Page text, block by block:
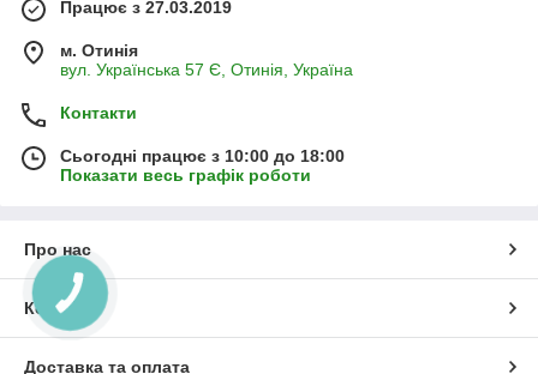
Працює з 27.03.2019
м. Отинія
вул. Українська 57 Є, Отинія, Україна
Контакти
Сьогодні працює з 10:00 до 18:00
Показати весь графік роботи
Про нас
Контакти
Доставка та оплата
КНОПКА
ЗВ'ЯЗКУ